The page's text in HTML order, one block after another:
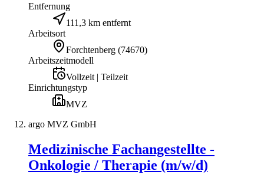
Entfernung
111,3 km entfernt
Arbeitsort
Forchtenberg (74670)
Arbeitszeitmodell
Vollzeit | Teilzeit
Einrichtungstyp
MVZ
argo MVZ GmbH
Medizinische Fachangestellte -
Onkologie / Therapie (m/w/d)